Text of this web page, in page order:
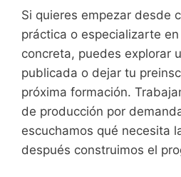
Si quieres empezar desde
práctica o especializarte
concreta, puedes explorar
publicada o dejar tu
próxima formación.
de producción por
escuchamos qué necesita
después construimos el